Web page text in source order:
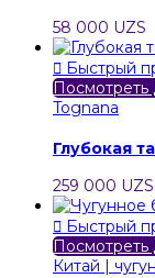
58 000 UZS
 Быстрый
Посмотреть
Tognana
Глубокая
259 000 UZS
 Быстрый
Посмотреть
Китай | чугун